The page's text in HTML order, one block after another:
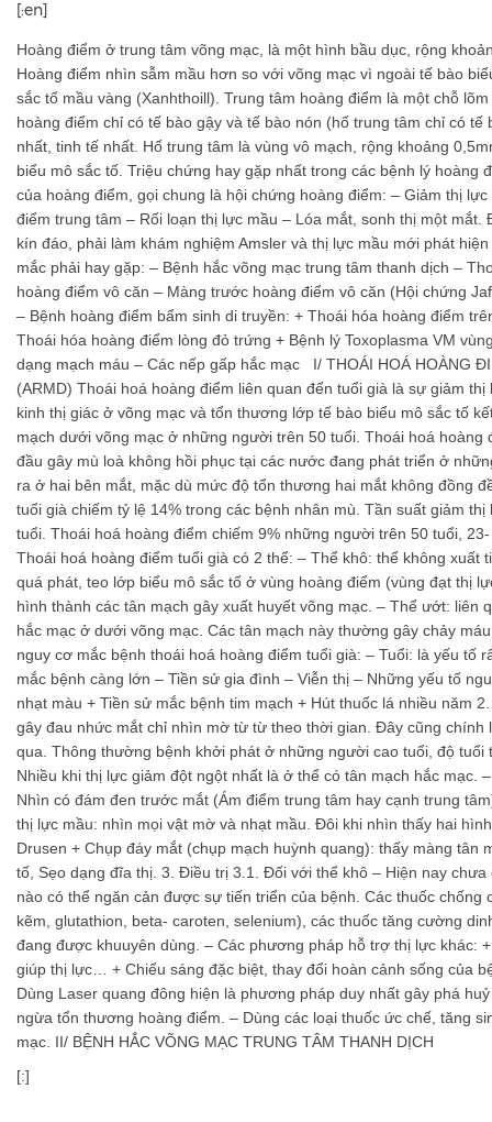
[:en]
Hoàng điểm ở trung tâm võng mạc, là một hình bầu dục, rộng
Hoàng điểm nhìn sẫm mầu hơn so với võng mạc vì ngoài tế bào
sắc tố mầu vàng (Xanhthoill). Trung tâm hoàng điểm là một chỗ
hoàng điểm chỉ có tế bào gậy và tế bào nón (hố trung tâm chỉ có
nhất, tinh tế nhất. Hố trung tâm là vùng vô mạch, rộng khoảng
biểu mô sắc tố. Triệu chứng hay gặp nhất trong các bệnh lý hoàng
của hoàng điểm, gọi chung là hội chứng hoàng điểm: – Giảm thị
điểm trung tâm – Rối loạn thị lực mầu – Lóa mắt, sonh thị một
kín đáo, phải làm khám nghiệm Amsler và thị lực mầu mới phát
mắc phải hay gặp: – Bệnh hắc võng mạc trung tâm thanh dịch –
hoàng điểm vô căn – Màng trước hoàng điểm vô căn (Hội chứng
– Bệnh hoàng điểm bẩm sinh di truyền: + Thoái hóa hoàng điểm
Thoái hóa hoàng điểm lòng đỏ trứng + Bệnh lý Toxoplasma VM
dạng mạch máu – Các nếp gấp hắc mạc I/ THOÁI HOÁ HOÀNG
(ARMD) Thoái hoá hoàng điểm liên quan đến tuổi già là sự giảm
kinh thị giác ở võng mạc và tổn thương lớp tế bào biểu mô sắc tố
mạch dưới võng mạc ở những người trên 50 tuổi. Thoái hoá hoàng
đầu gây mù loà không hồi phục tại các nước đang phát triển ở
ra ở hai bên mắt, mặc dù mức độ tổn thương hai mắt không đồng
tuổi già chiếm tỷ lệ 14% trong các bệnh nhân mù. Tần suất giảm
tuổi. Thoái hoá hoàng điểm chiếm 9% những người trên 50 tuổi,
Thoái hoá hoàng điểm tuổi già có 2 thể: – Thể khô: thể không xuất
quá phát, teo lớp biểu mô sắc tố ở vùng hoàng điểm (vùng đạt thị
hình thành các tân mạch gây xuất huyết võng mạc. – Thể ướt: liên
hắc mạc ở dưới võng mạc. Các tân mạch này thường gây chảy
nguy cơ mắc bệnh thoái hoá hoàng điểm tuổi già: – Tuổi: là yếu tố
mắc bệnh càng lớn – Tiền sử gia đình – Viễn thị – Những yếu tố
nhạt màu + Tiền sử mắc bệnh tim mạch + Hút thuốc lá nhiều năm
gây đau nhức mắt chỉ nhìn mờ từ từ theo thời gian. Đây cũng chính
qua. Thông thường bệnh khởi phát ở những người cao tuổi, độ tuổi
Nhiều khi thị lực giảm đột ngột nhất là ở thể có tân mạch hắc mạc.
Nhìn có đám đen trước mắt (Ám điểm trung tâm hay cạnh trung
thị lực mầu: nhìn mọi vật mờ và nhạt mầu. Đôi khi nhìn thấy hai
Drusen + Chụp đáy mắt (chụp mạch huỳnh quang): thấy màng tân
tố, Sẹo dạng đĩa thị. 3. Điều trị 3.1. Đối với thể khô – Hiện nay
nào có thể ngăn cản được sự tiến triển của bệnh. Các thuốc chống
kẽm, glutathion, beta- caroten, selenium), các thuốc tăng cường
đang được khuuyên dùng. – Các phương pháp hỗ trợ thị lực khác:
giúp thị lực… + Chiếu sáng đặc biệt, thay đổi hoàn cảnh sống của
Dùng Laser quang đông hiện là phương pháp duy nhất gây phá
ngừa tổn thương hoàng điểm. – Dùng các loại thuốc ức chế, tăng
mạc. II/ BỆNH HẮC VÕNG MẠC TRUNG TÂM THANH DỊCH
[:]